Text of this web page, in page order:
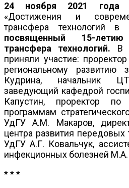
24 ноября 2021 года
«Достижения и
трансфера технологий в
посвященный 15-
трансфера технологий. В
приняли участие:
региональному развитию
Кудрина, начальник
заведующий кафедрой
Капустин, проректор
программам
УдГУ А.М. Макаров,
центра развития
УдГУ А.Г. Ковальчук,
инфекционных болезней
* * *